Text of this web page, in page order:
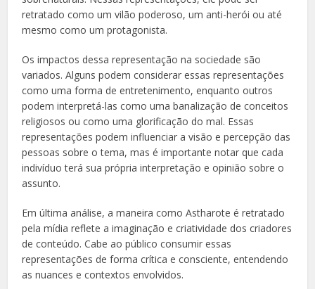
retratado como um vilão poderoso, um anti-herói ou até
mesmo como um protagonista.
Os impactos dessa representação na sociedade são
variados. Alguns podem considerar essas representações
como uma forma de entretenimento, enquanto outros
podem interpretá-las como uma banalização de conceitos
religiosos ou como uma glorificação do mal. Essas
representações podem influenciar a visão e percepção das
pessoas sobre o tema, mas é importante notar que cada
indivíduo terá sua própria interpretação e opinião sobre o
assunto.
Em última análise, a maneira como Astharote é retratado
pela mídia reflete a imaginação e criatividade dos criadores
de conteúdo. Cabe ao público consumir essas
representações de forma crítica e consciente, entendendo
as nuances e contextos envolvidos.